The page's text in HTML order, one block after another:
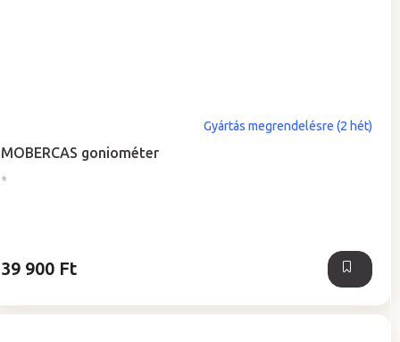
MOBERCAS goniométer
*
Gyártás megrendelésre (2 hét)
39 900 Ft